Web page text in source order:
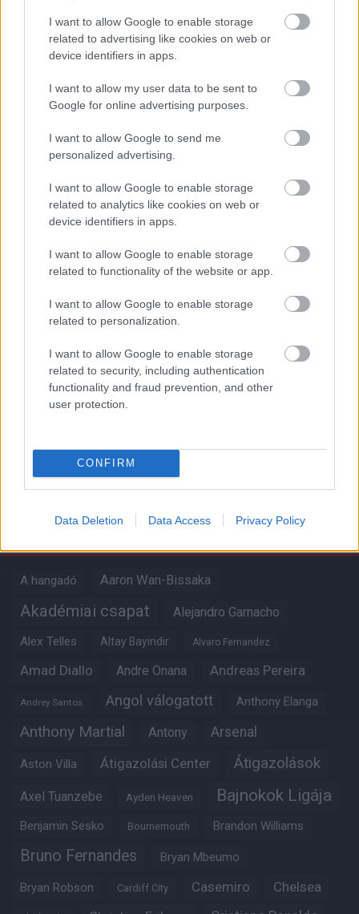
I want to allow Google to enable storage
related to advertising like cookies on web or
device identifiers in apps.
I want to allow my user data to be sent to
Google for online advertising purposes.
I want to allow Google to send me
personalized advertising.
I want to allow Google to enable storage
related to analytics like cookies on web or
device identifiers in apps.
I want to allow Google to enable storage
related to functionality of the website or app.
I want to allow Google to enable storage
related to personalization.
I want to allow Google to enable storage
related to security, including authentication
functionality and fraud prevention, and other
user protection.
CONFIRM
Data Deletion Data Access Privacy Policy
Nya Ullevi, Göteborg
2026-08-08 17:00
Manchester United
ELŐZŐ MÉRKŐZÉSEK
Támogatás
Támogasd adományoddal
a ManUtdFanatics.hu működését!
Címkék
A hangadó Aaron Wan-Bissaka
Akadémiai csapat Alejandro Garnacho
Alex Telles Altay Bayindir Alvaro Fernandez
Amad Diallo Andre Onana Andreas Pereira
Andrey Santos Angol válogatott Anthony Elanga
Anthony Martial Antony Arsenal
Aston Villa Átigazolási Center Átigazolások
Axel Tuanzebe Ayden Heaven Bajnokok Ligája
Benjamin Sesko Bournemouth Brandon Williams
Bruno Fernandes Bryan Mbeumo
Bryan Robson Cardiff City Casemiro Chelsea